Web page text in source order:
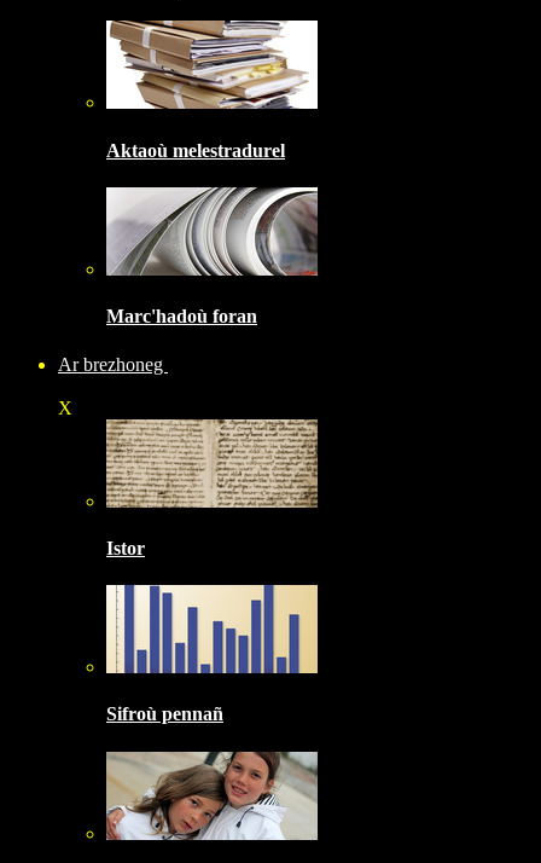
Aktaoù melestradurel
Marc'hadoù foran
Ar brezhoneg
X
Istor
Sifroù pennañ